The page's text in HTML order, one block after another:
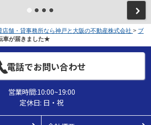
舗・貸事務所なら神戸と大阪の不動産株式会社 > ブ
車が届きました★
電話でお問い合わせ
営業時間:10:00~19:00
定休日: 日・祝